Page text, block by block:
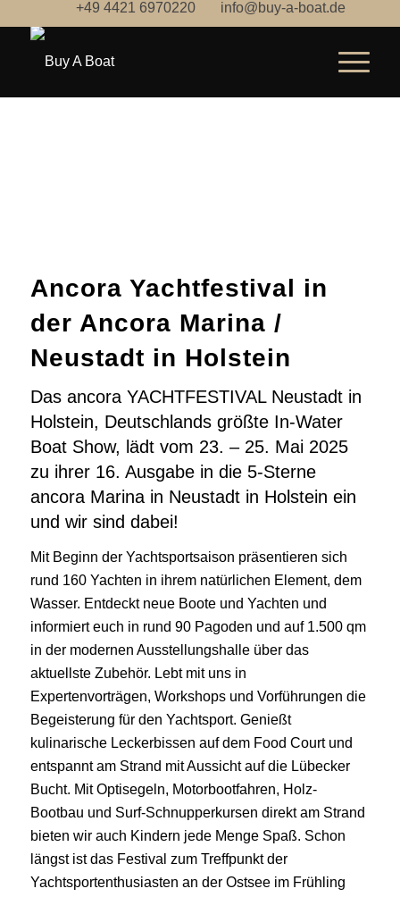
+49 4421 6970220 info@buy-a-boat.de
Ancora Yachtfestival in
der Ancora Marina /
Neustadt in Holstein
Das ancora YACHTFESTIVAL Neustadt in
Holstein, Deutschlands größte In-Water
Boat Show, lädt vom 23. – 25. Mai 2025
zu ihrer 16. Ausgabe in die 5-Sterne
ancora Marina in Neustadt in Holstein ein
und wir sind dabei!
Mit Beginn der Yachtsportsaison präsentieren sich
rund 160 Yachten in ihrem natürlichen Element, dem
Wasser. Entdeckt neue Boote und Yachten und
informiert euch in rund 90 Pagoden und auf 1.500 qm
in der modernen Ausstellungshalle über das
aktuellste Zubehör. Lebt mit uns in
Expertenvorträgen, Workshops und Vorführungen die
Begeisterung für den Yachtsport. Genießt
kulinarische Leckerbissen auf dem Food Court und
entspannt am Strand mit Aussicht auf die Lübecker
Bucht. Mit Optisegeln, Motorbootfahren, Holz-
Bootbau und Surf-Schnupperkursen direkt am Strand
bieten wir auch Kindern jede Menge Spaß. Schon
längst ist das Festival zum Treffpunkt der
Yachtsportenthusiasten an der Ostsee im Frühling